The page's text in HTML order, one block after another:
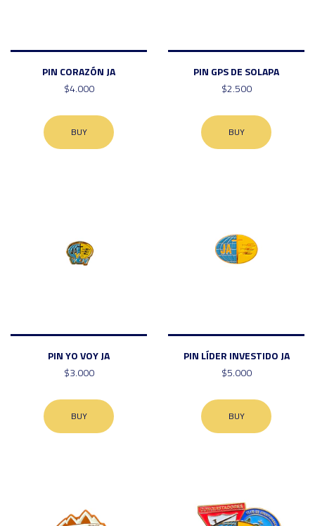
PIN CORAZÓN JA
$4.000
BUY
PIN GPS DE SOLAPA
$2.500
BUY
PIN YO VOY JA
$3.000
BUY
PIN LÍDER INVESTIDO JA
$5.000
BUY